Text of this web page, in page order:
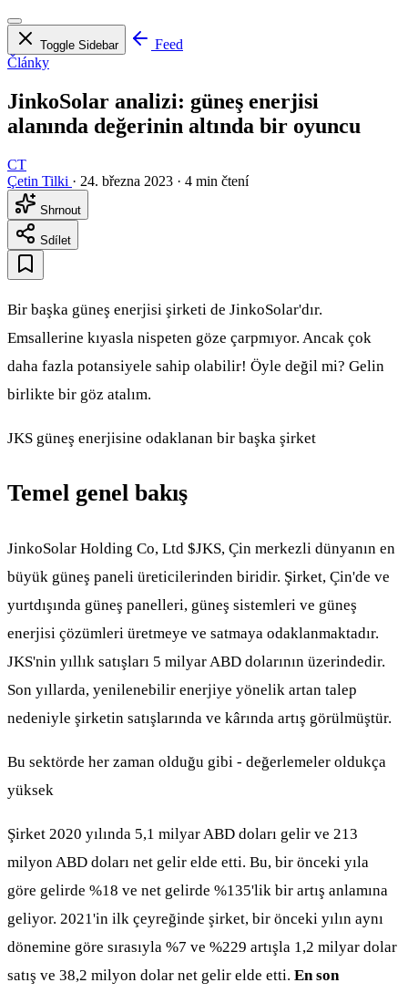
Toggle Sidebar
Feed
Články
JinkoSolar analizi: güneş enerjisi
alanında değerinin altında bir oyuncu
CT
Çetin Tilki · 24. března 2023 · 4 min čtení
Shrnout
Sdílet
Bir başka güneş enerjisi şirketi de JinkoSolar'dır.
Emsallerine kıyasla nispeten göze çarpmıyor. Ancak çok
daha fazla potansiyele sahip olabilir! Öyle değil mi? Gelin
birlikte bir göz atalım.
JKS güneş enerjisine odaklanan bir başka şirket
Temel genel bakış
JinkoSolar Holding Co, Ltd $JKS, Çin merkezli dünyanın en
büyük güneş paneli üreticilerinden biridir. Şirket, Çin'de ve
yurtdışında güneş panelleri, güneş sistemleri ve güneş
enerjisi çözümleri üretmeye ve satmaya odaklanmaktadır.
JKS'nin yıllık satışları 5 milyar ABD dolarının üzerindedir.
Son yıllarda, yenilenebilir enerjiye yönelik artan talep
nedeniyle şirketin satışlarında ve kârında artış görülmüştür.
Bu sektörde her zaman olduğu gibi - değerlemeler oldukça
yüksek
Şirket 2020 yılında 5,1 milyar ABD doları gelir ve 213
milyon ABD doları net gelir elde etti. Bu, bir önceki yıla
göre gelirde %18 ve net gelirde %135'lik bir artış anlamına
geliyor. 2021'in ilk çeyreğinde şirket, bir önceki yılın aynı
dönemine göre sırasıyla %7 ve %229 artışla 1,2 milyar dolar
satış ve 38,2 milyon dolar net gelir elde etti. En son